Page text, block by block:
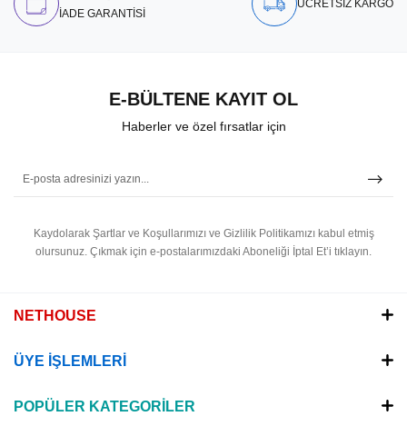
İADE GARANTİSİ
ÜCRETSİZ KARGO
E-BÜLTENE KAYIT OL
Haberler ve özel fırsatlar için
Kaydolarak Şartlar ve Koşullarımızı ve Gizlilik Politikamızı kabul etmiş
olursunuz. Çıkmak için e-postalarımızdaki Aboneliği İptal Et’i tıklayın.
NETHOUSE
ÜYE İŞLEMLERİ
POPÜLER KATEGORİLER